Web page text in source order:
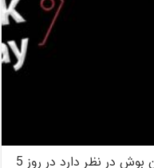
بلک فرایدی در ایران بوش فروشگاه ایران بوش در نظر دارد در روز 5